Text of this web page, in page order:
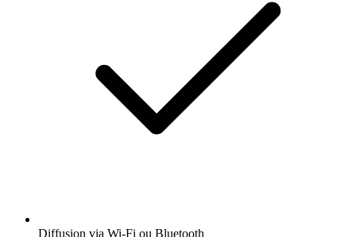
Diffusion via Wi-Fi ou Bluetooth